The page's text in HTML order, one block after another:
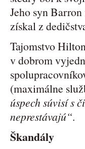
Jeho syn
získal z
Tajomstvo
v dobrom
(maximálne
úspech súvisí s
neprestávajú“.
Škandály